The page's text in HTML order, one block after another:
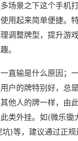
场景之下这个手机
用起来简单便捷。
调整牌型，提升游
。
直输是什么原因；
户的牌特别好，总
他人的牌一样，由
类外挂。如(微乐锄
)等，建议通过正